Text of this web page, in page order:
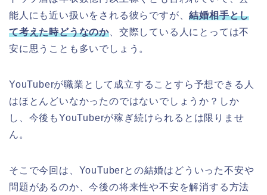
能人にも近い扱いをされる彼らですが、結婚相手とし
て考えた時どうなのか 、交際している人にとっては不
安に思うことも多いでしょう。
YouTuberが職業として成立することすら予想できる人
はほとんどいなかったのではないでしょうか？しか
し、今後もYouTuberが稼ぎ続けられるとは限りませ
ん。
そこで今回は、YouTuberとの結婚はどういった不安や
問題があるのか、今後の将来性や不安を解消する方法